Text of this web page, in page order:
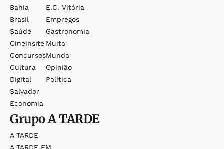
Bahia
Brasil
Saúde
Cineinsite
Concursos
Cultura
Digital
Salvador
Economia
E.c. Vitória
Empregos
Gastronomia
Muito
Mundo
Opinião
Política
GrupoA TARDE
A TARDE